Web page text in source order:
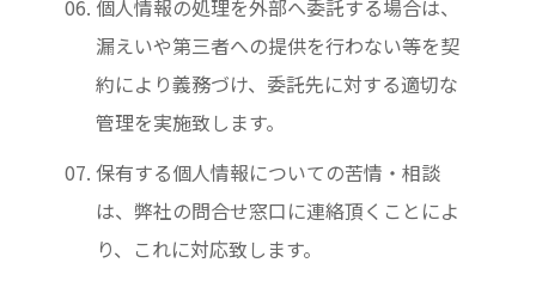
個人情報の処理を外部へ委託する場合は、
漏えいや第三者への提供を行わない等を契
約により義務づけ、委託先に対する適切な
管理を実施致します。
保有する個人情報についての苦情・相談
は、弊社の問合せ窓口に連絡頂くことによ
り、これに対応致します。